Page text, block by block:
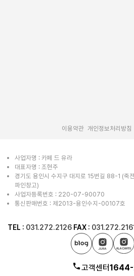
사업자명 : 카페 드 유라
대표자명 : 조현주
경기도 용인시 수지구 대지로 15번길 88-1 (죽
파인창고)
사업자등록번호 : 220-07-90070
통신판매번호 : 제2013-용인수지-00107호
TEL : 031.272.2126 FAX : 031.272.2161
이용약관 개인정보처리방침
고객센터